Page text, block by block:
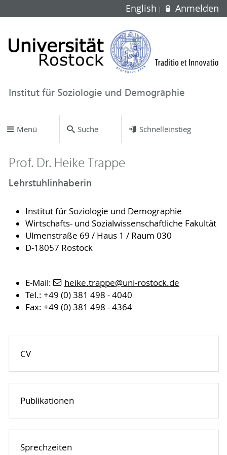
English Anmelden
Institut für Soziologie und Demographie
Menü Suche Schnelleinstieg
Prof. Dr. Heike Trappe
Lehrstuhlinhaberin
Institut für Soziologie und Demographie
Wirtschafts- und Sozialwissenschaftliche Fakultät
Ulmenstraße 69 / Haus 1 / Raum 030
D-18057 Rostock
E-Mail: heike.trappe@uni-rostock.de
Tel.: +49 (0) 381 498 - 4040
Fax: +49 (0) 381 498 - 4364
CV
Publikationen
Sprechzeiten